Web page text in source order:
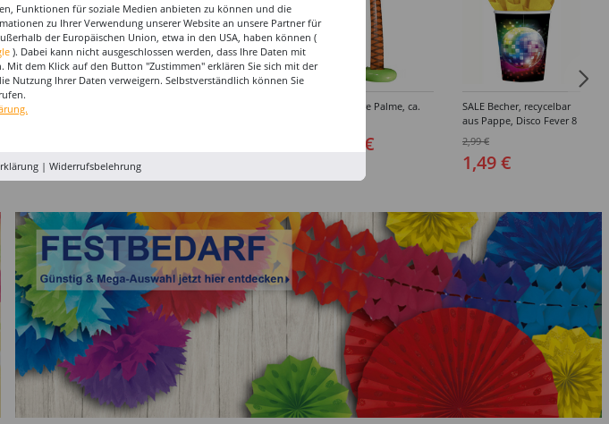
Regieklappe, ca 18 x
Aufblasbare Palme, ca.
18,99 €
SALE Becher, recycelbar
aus Pappe, Disco Fever 8
Stk. 266 ml
2,99 €
1,49 €
Funktionen für soziale Medien anbieten zu können und die
zu Ihrer Verwendung unserer Website an unsere Partner für
der Europäischen Union, etwa in den USA, haben können (
). Dabei kann nicht ausgeschlossen werden, dass Ihre Daten mit
dem Klick auf den Button "Zustimmen" erklären Sie sich mit der
Nutzung Ihrer Daten verweigern. Selbstverständlich können Sie
| Widerrufsbelehrung